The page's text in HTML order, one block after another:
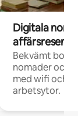
Digitala
Bekvämt
nomader och
med wifi och
arbetsytor.